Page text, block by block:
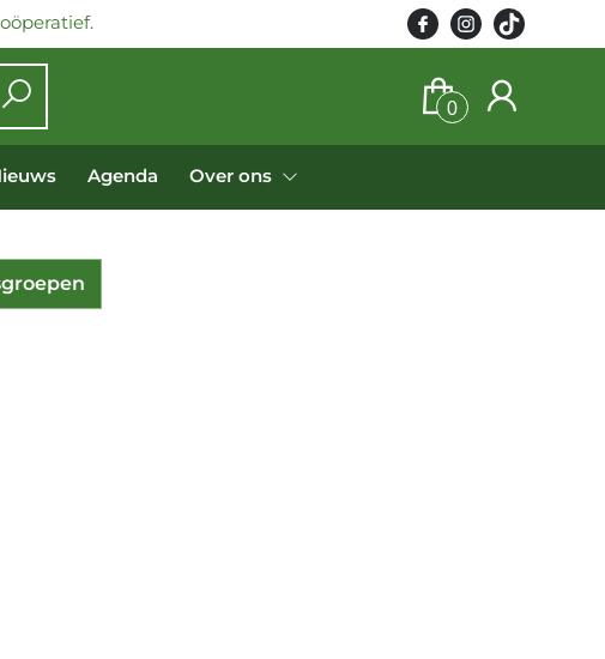
0
Agenda Over ons